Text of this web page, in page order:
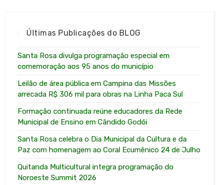
Últimas Publicações do BLOG
Santa Rosa divulga programação especial em
comemoração aos 95 anos do município
Leilão de área pública em Campina das Missões
arrecada R$ 306 mil para obras na Linha Paca Sul
Formação continuada reúne educadores da Rede
Municipal de Ensino em Cândido Godói
Santa Rosa celebra o Dia Municipal da Cultura e da
Paz com homenagem ao Coral Ecumênico 24 de Julho
Quitanda Multicultural integra programação do
Noroeste Summit 2026